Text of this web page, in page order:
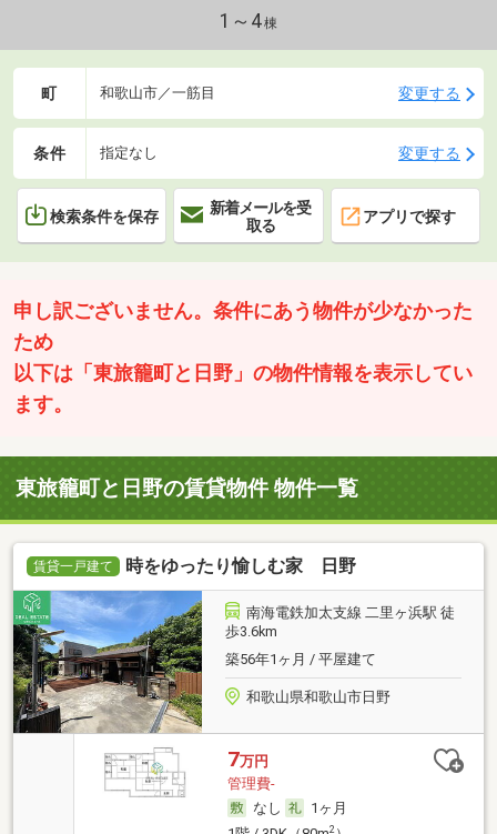
1～4棟
町 和歌山市／一筋目 変更する
条件 指定なし 変更する
検索条件を保存
新着メールを受
取る
アプリで探す
申し訳ございません。条件にあう物件が少なかった
ため
以下は「東旅籠町と日野」の物件情報を表示してい
ます。
東旅籠町と日野の賃貸物件 物件一覧
賃貸一戸建て 時をゆったり愉しむ家 日野
南海電鉄加太支線 二里ヶ浜駅 徒
歩3.6km
築56年1ヶ月 / 平屋建て
和歌山県和歌山市日野
7万円
管理費-
なし
1ヶ月
2